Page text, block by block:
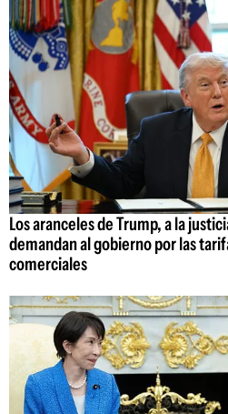
Los aranceles de Trump, a la
demandan al gobierno por las
comerciales